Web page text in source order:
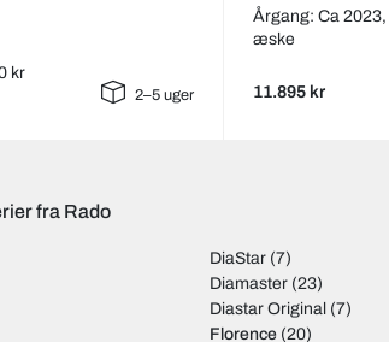
kr
2–5 uger
Årgang: Ca 2023,
æske
11.895 kr
fra Rado
DiaStar(7)
Diamaster(23)
Diastar Original (7)
Florence(20)